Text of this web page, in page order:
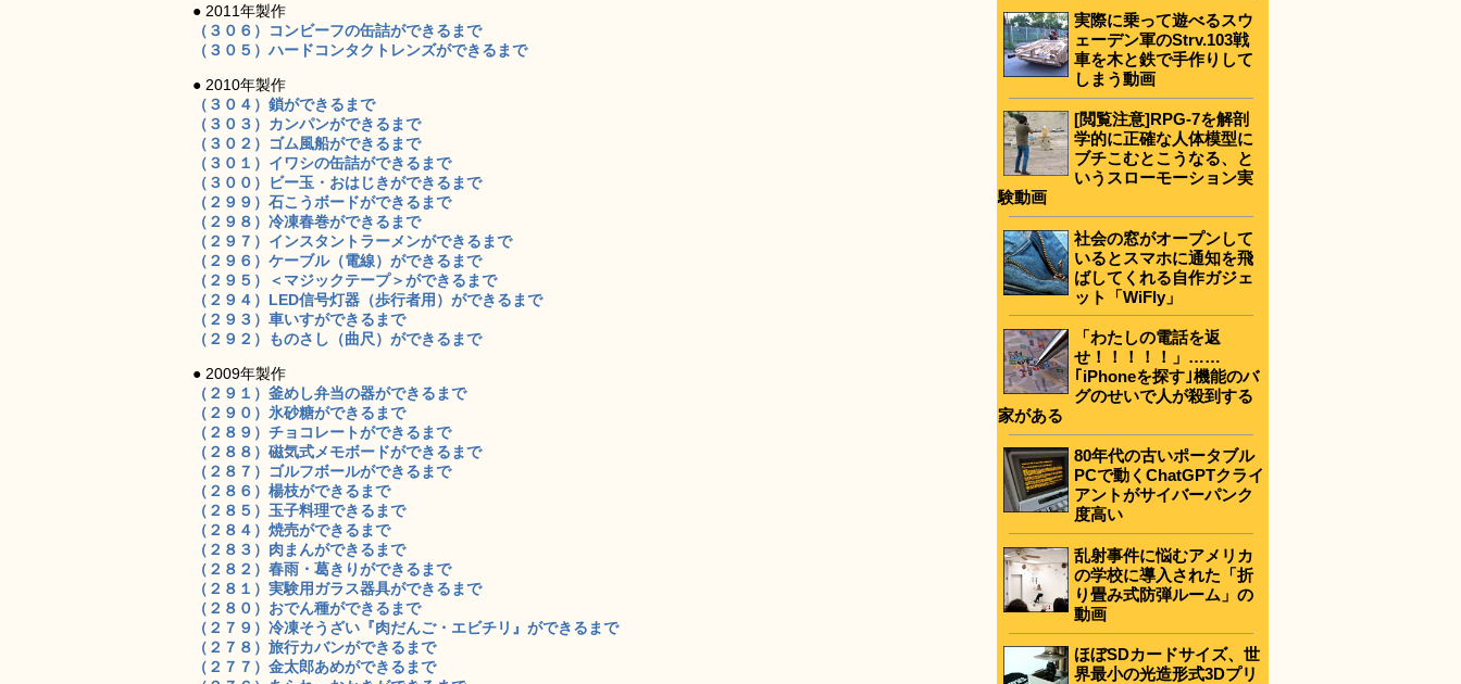
● 2011年製作
（３０６）コンビーフの缶詰ができるまで
（３０５）ハードコンタクトレンズができるまで
● 2010年製作
（３０４）鎖ができるまで
（３０３）カンパンができるまで
（３０２）ゴム風船ができるまで
（３０１）イワシの缶詰ができるまで
（３００）ビー玉・おはじきができるまで
（２９９）石こうボードができるまで
（２９８）冷凍春巻ができるまで
（２９７）インスタントラーメンができるまで
（２９６）ケーブル（電線）ができるまで
（２９５）＜マジックテープ＞ができるまで
（２９４）LED信号灯器（歩行者用）ができるまで
（２９３）車いすができるまで
（２９２）ものさし（曲尺）ができるまで
● 2009年製作
（２９１）釜めし弁当の器ができるまで
（２９０）氷砂糖ができるまで
（２８９）チョコレートができるまで
（２８８）磁気式メモボードができるまで
（２８７）ゴルフボールができるまで
（２８６）楊枝ができるまで
（２８５）玉子料理できるまで
（２８４）焼売ができるまで
（２８３）肉まんができるまで
（２８２）春雨・葛きりができるまで
（２８１）実験用ガラス器具ができるまで
（２８０）おでん種ができるまで
（２７９）冷凍そうざい『肉だんご・エビチリ』ができるまで
（２７８）旅行カバンができるまで
（２７７）金太郎あめができるまで
実際に乗って遊べるスウ
ェーデン軍のStrv.103戦
車を木と鉄で手作りして
しまう動画
[閲覧注意]RPG-7を解剖
学的に正確な人体模型に
ブチこむとこうなる、と
いうスローモーション実
験動画
社会の窓がオープンして
いるとスマホに通知を飛
ばしてくれる自作ガジェ
ット「WiFly」
「わたしの電話を返
せ！！！！！」……
｢iPhoneを探す｣機能のバ
グのせいで人が殺到する
家がある
80年代の古いポータブル
PCで動くChatGPTクライ
アントがサイバーパンク
度高い
乱射事件に悩むアメリカ
の学校に導入された「折
り畳み式防弾ルーム」の
動画
ほぼSDカードサイズ、世
界最小の光造形式3Dプリ